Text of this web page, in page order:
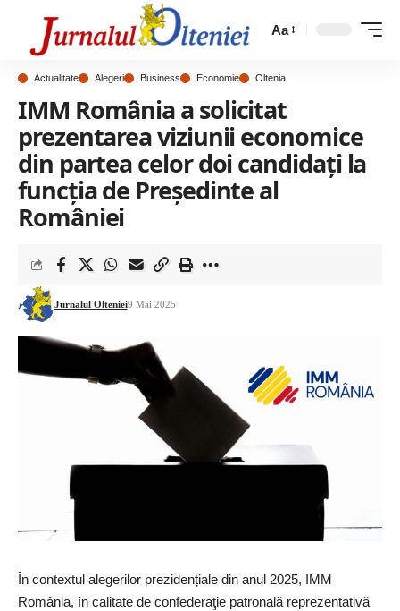
Aa
Actualitate Alegeri Business Economie Oltenia
IMM România a solicitat
prezentarea viziunii economice
din partea celor doi candidați la
funcția de Președinte al
României
Jurnalul Olteniei9 Mai 2025
În contextul alegerilor prezidențiale din anul 2025, IMM
România, în calitate de confederaţie patronală reprezentativă